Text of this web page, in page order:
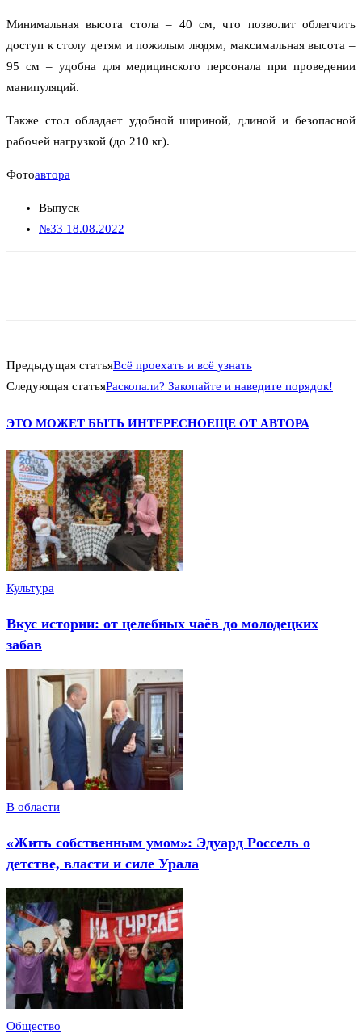
Минимальная высота стола – 40 см, что позволит облегчить
доступ к столу детям и пожилым людям, максимальная высота –
95 см – удобна для медицинского персонала при проведении
манипуляций.
Также стол обладает удобной шириной, длиной и безопасной
рабочей нагрузкой (до 210 кг).
Фотоавтора
Выпуск
№33 18.08.2022
Предыдущая статьяВсё проехать и всё узнать
Следующая статьяРаскопали? Закопайте и наведите порядок!
ЭТО МОЖЕТ БЫТЬ ИНТЕРЕСНОЕЩЕ ОТ АВТОРА
Культура
Вкус истории: от целебных чаёв до молодецких
забав
В области
«Жить собственным умом»: Эдуард Россель о
детстве, власти и силе Урала
Общество